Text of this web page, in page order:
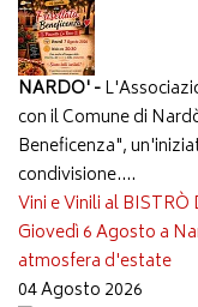
NARDO' -
con il Comune di
Beneficenza",
condivisione....
Vini e Vinili al
Giovedì 6 Agosto a
atmosfera d'estate
04 Agosto 2026